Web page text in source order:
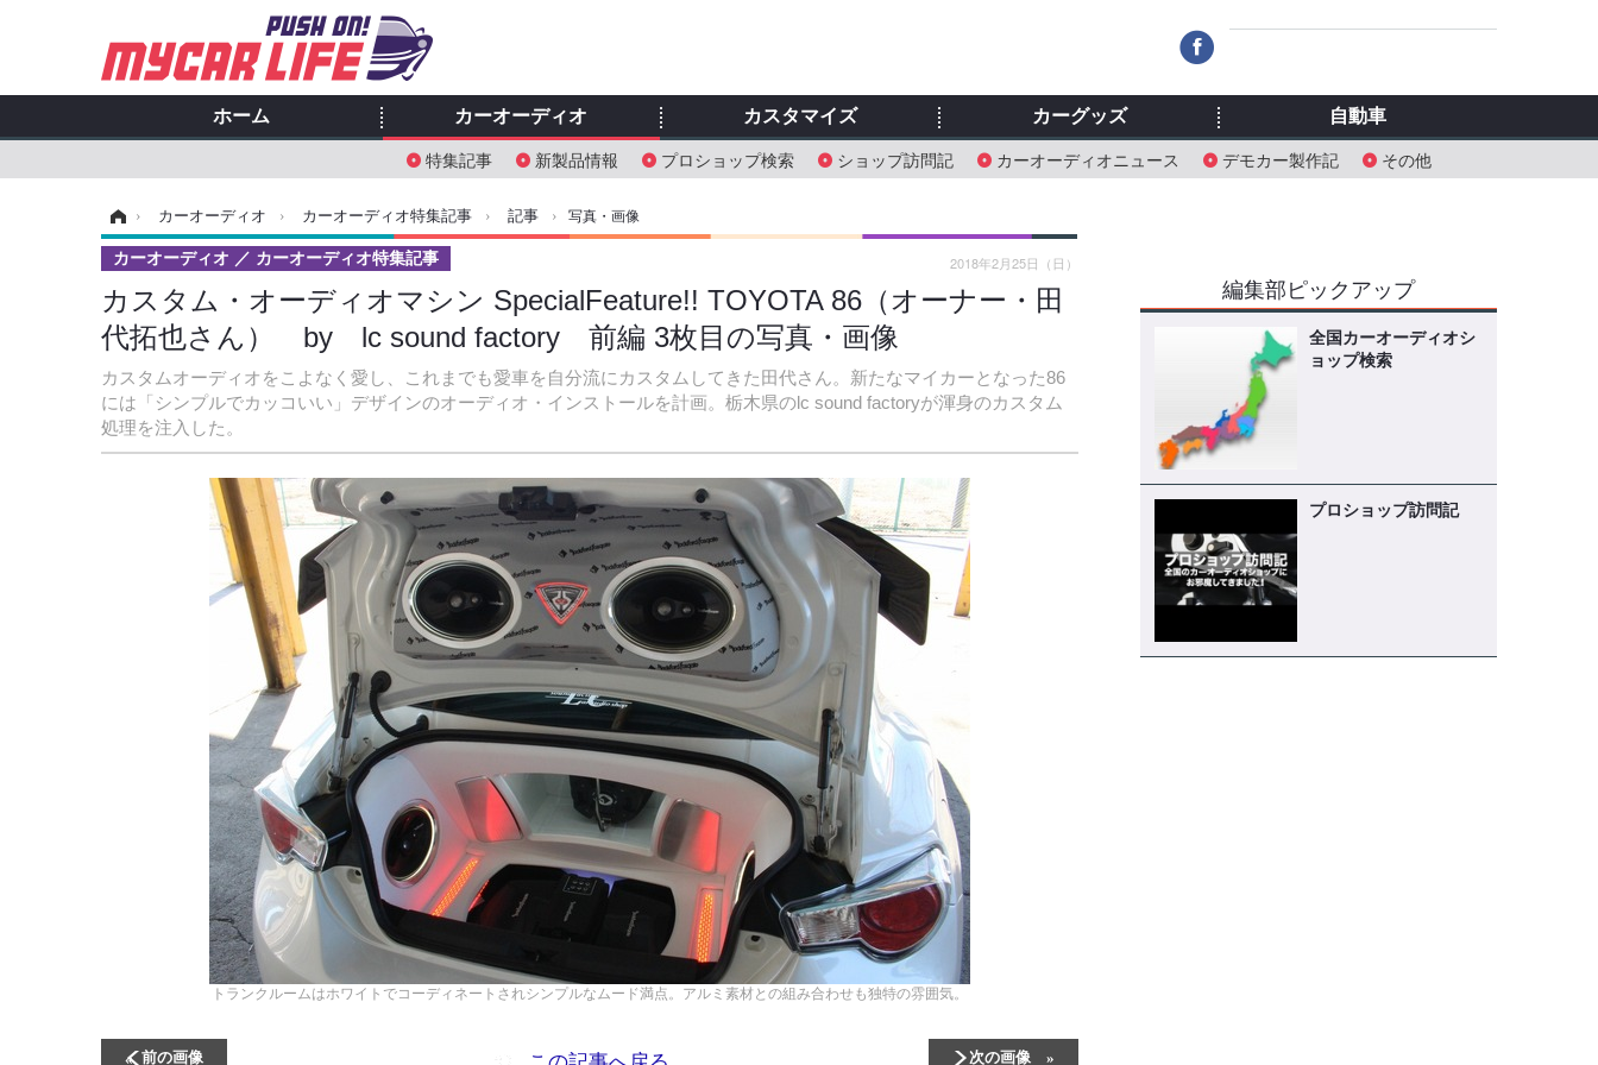
ホーム カーオーディオ
特集記事 新製品情報 プロショップ検索 ショップ訪問記 カーオーディオニュース デモカー製作記 その他
カスタマイズ カーグッズ 自動車
› カーオーディオ › カーオーディオ特集記事 › 記事 › 写真・画像
カスタム・オーディオマシン SpecialFeature!! TOYOTA 86（オーナー・田
代拓也さん） by lc sound factory 前編 3枚目の写真・画像
カスタムオーディオをこよなく愛し、これまでも愛車を自分流にカスタムしてきた田代さん。新たなマイカーとなった86
には「シンプルでカッコいい」デザインのオーディオ・インストールを計画。栃木県のlc sound factoryが渾身のカスタム
処理を注入した。
カーオーディオ カーオーディオ特集記事 2018年2月25日（日）
トランクルームはホワイトでコーディネートされシンプルなムード満点。アルミ素材との組み合わせも独特の雰囲気。
前の画像 次の画像
この記事へ戻る
編集部ピックアップ
全国カーオーディオシ
ョップ検索
プロショップ訪問記